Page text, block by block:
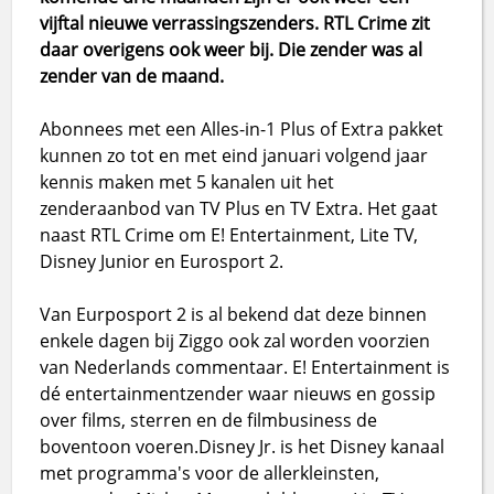
vijftal nieuwe verrassingszenders. RTL Crime zit
daar overigens ook weer bij. Die zender was al
zender van de maand.
Abonnees met een Alles-in-1 Plus of Extra pakket
kunnen zo tot en met eind januari volgend jaar
kennis maken met 5 kanalen uit het
zenderaanbod van TV Plus en TV Extra. Het gaat
naast RTL Crime om E! Entertainment, Lite TV,
Disney Junior en Eurosport 2.
Van Eurposport 2 is al bekend dat deze binnen
enkele dagen bij Ziggo ook zal worden voorzien
van Nederlands commentaar. E! Entertainment is
dé entertainmentzender waar nieuws en gossip
over films, sterren en de filmbusiness de
boventoon voeren.Disney Jr. is het Disney kanaal
met programma's voor de allerkleinsten,